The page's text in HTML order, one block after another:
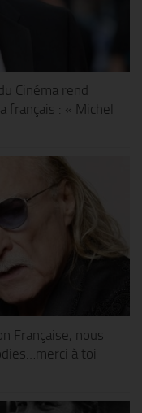
Cinéma rend
français : « Michel
Française, nous
à toi